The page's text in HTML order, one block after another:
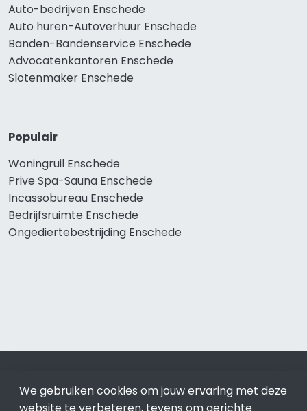
Auto-bedrijven Enschede
Auto huren-Autoverhuur Enschede
Banden-Bandenservice Enschede
Advocatenkantoren Enschede
Slotenmaker Enschede
Populair
Woningruil Enschede
Prive Spa-Sauna Enschede
Incassobureau Enschede
Bedrijfsruimte Enschede
Ongediertebestrijding Enschede
© 2019 - 2026 Realisatie en SEO door SEO-bureau
Lion
Internet. Betaal alleen voor bewezen resultaten?SEO
optimalisatie No Cure No Pay.Enschede is onderdeel van
We gebruiken cookies om jouw ervaring met deze